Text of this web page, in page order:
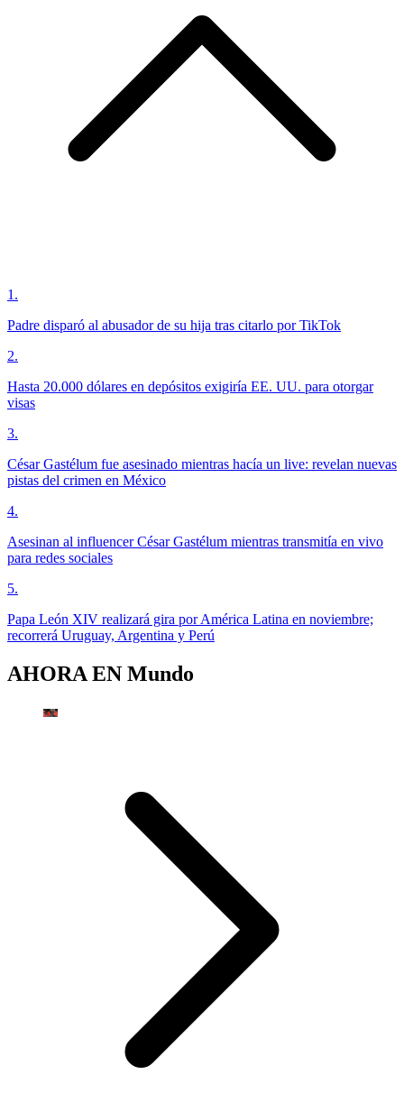
1 .
Padre disparó al abusador de su hija tras citarlo por TikTok
2.
Hasta 20.000 dólares en depósitos exigiría EE. UU. para otorgar
visas
3.
César Gastélum fue asesinado mientras hacía un live: revelan nuevas
pistas del crimen en México
4.
Asesinan al influencer César Gastélum mientras transmitía en vivo
para redes sociales
5.
Papa León XIV realizará gira por América Latina en noviembre;
recorrerá Uruguay, Argentina y Perú
AHORA EN Mundo